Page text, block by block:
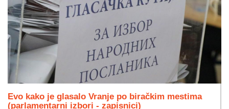
Evo kako je glasalo Vranje po biračkim mestima
(parlamentarni izbori - zapisnici)